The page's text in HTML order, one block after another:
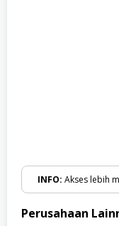
INFO: Akses lebih
Perusahaan